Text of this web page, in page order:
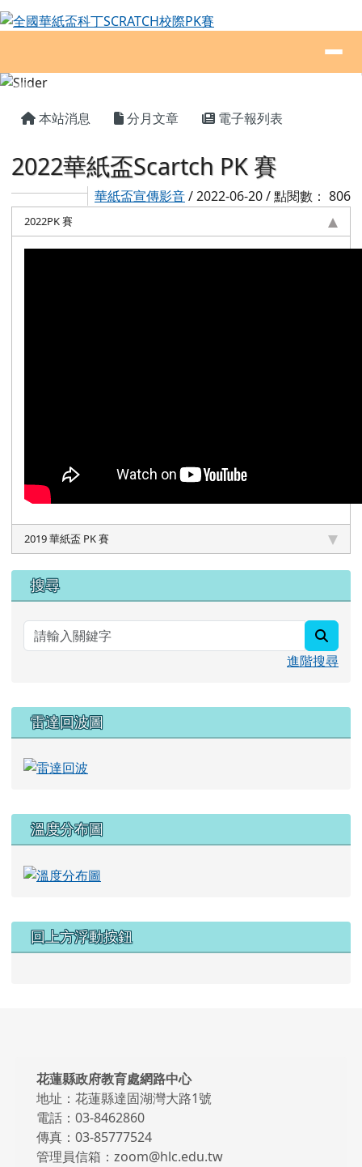
跳至主內容區
全國華紙盃科丁SCRATCH校際PK賽
本站消息 分月文章 電子報列表
2022華紙盃Scartch PK 賽
華紙盃宣傳影音/ 2022-06-20 / 點閱數： 806
2022PK 賽
2019 華紙盃 PK 賽
右邊區域內容
搜尋
進階搜尋
雷達回波圖
溫度分布圖
回上方浮動按鈕
頁尾區域內容
花蓮縣政府教育處網路中心
地址：花蓮縣達固湖灣大路1號
電話：03-8462860
傳真：03-85777524
管理員信箱：zoom@hlc.edu.tw